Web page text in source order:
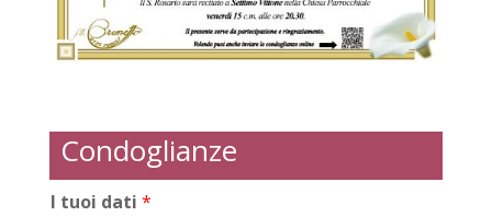
Condoglianze
I tuoi dati *